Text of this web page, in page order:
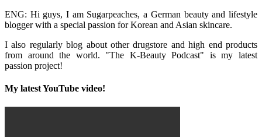
ENG: Hi guys, I am Sugarpeaches, a German beauty and lifestyle
blogger with a special passion for Korean and Asian skincare.
I also regularly blog about other drugstore and high end products
from around the world. "The K-Beauty Podcast" is my latest
passion project!
My latest YouTube video!